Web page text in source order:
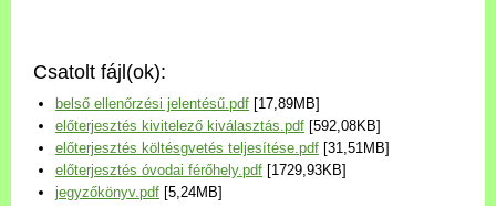
Választási információk
Versenyképes Járások
Program
Csatolt fájl(ok):
belső ellenőrzési jelentésű.pdf [17,89MB]
előterjesztés kivitelező kiválasztás.pdf [592,08KB]
előterjesztés költésgvetés teljesítése.pdf [31,51MB]
előterjesztés óvodai férőhely.pdf [1729,93KB]
jegyzőkönyv.pdf [5,24MB]